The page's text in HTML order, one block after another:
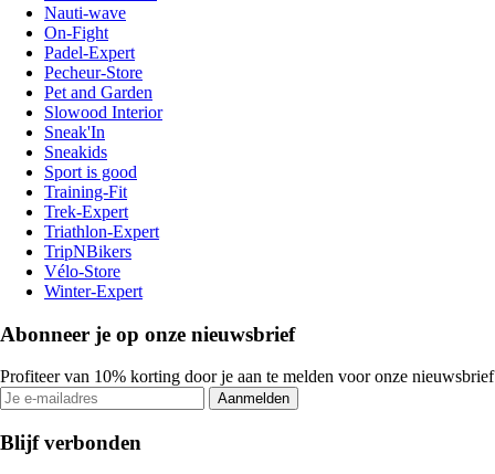
Nauti-wave
On-Fight
Padel-Expert
Pecheur-Store
Pet and Garden
Slowood Interior
Sneak'In
Sneakids
Sport is good
Training-Fit
Trek-Expert
Triathlon-Expert
TripNBikers
Vélo-Store
Winter-Expert
Abonneer je op onze nieuwsbrief
Profiteer van 10% korting door je aan te melden voor onze nieuwsbrief
Aanmelden
Blijf verbonden